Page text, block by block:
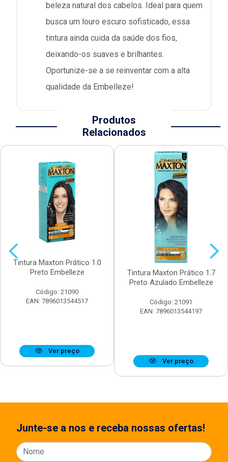
beleza natural dos cabelos. Ideal para quem
busca um louro escuro sofisticado, essa
tintura ainda cuida da saúde dos fios,
deixando-os suaves e brilhantes.
Oportunize-se a se reinventar com a alta
qualidade da Embelleze!
Produtos
Relacionados
Tintura Maxton Prático 1.0
Preto Embelleze
Código: 21090
EAN: 7896013544517
Ver preço
Tintura Maxton Prático 1.7
Preto Azulado Embelleze
Código: 21091
EAN: 7896013544197
Ver preço
Junte-se a nos e receba nossas ofertas!